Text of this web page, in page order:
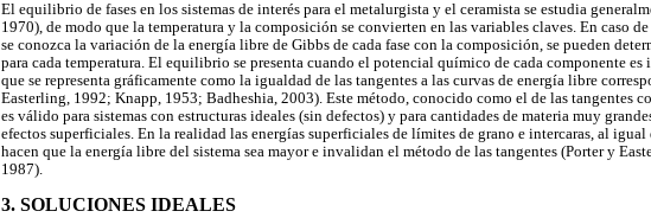
El equilibrio de fases en los sistemas de interés para el metalurgista y el ceramista se estudia
1970), de modo que la temperatura y la composición se convierten en las variables claves. En caso
se conozca la variación de la energía libre de Gibbs de cada fase con la composición, se pueden
para cada temperatura. El equilibrio se presenta cuando el potencial químico de cada componente es
que se representa gráficamente como la igualdad de las tangentes a las curvas de energía libre
Easterling, 1992; Knapp, 1953; Badheshia, 2003). Este método, conocido como el de las tangentes
es válido para sistemas con estructuras ideales (sin defectos) y para cantidades de materia muy
efectos superficiales. En la realidad las energías superficiales de límites de grano e intercaras, al
hacen que la energía libre del sistema sea mayor e invalidan el método de las tangentes (Porter y
1987).
3. SOLUCIONES IDEALES